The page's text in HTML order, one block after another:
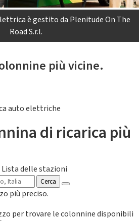
è gestito da Plenitude On The
Road S.r.l.
più vicine.
auto elettriche
di ricarica più
Lista delle stazioni
Cerca
più preciso.
per trovare le colonnine disponibili